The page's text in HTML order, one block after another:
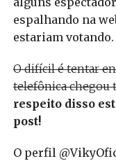
espalhando na
estariam votando.
O difícil é tentar
telefônica chegou
respeito disso
post!
O perfil